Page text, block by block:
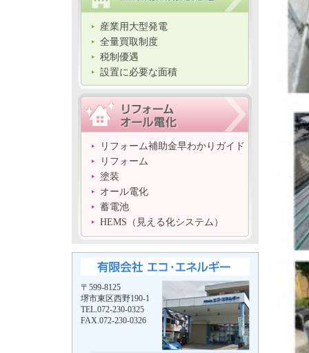
産業用大型発電
全量買取制度
税制優遇
設置に必要な面積
リフォーム補助金早わかりガイド
リフォーム
塗装
オール電化
蓄電池
HEMS（見える化システム）
〒599-8125
堺市東区西野190-1
TEL.072-230-0325
FAX.072-230-0326